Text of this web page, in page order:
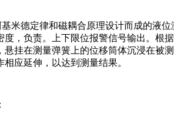
米德定律和磁耦合原理设计而成的液
度，负责。上下限位报警信号输出。根
挂在测量弹簧上的位移筒体沉浸在被
应延伸，以达到测量结果。